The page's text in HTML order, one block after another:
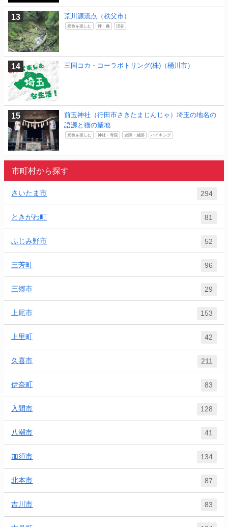
荒川源流点（秩父市）
景色を楽しむ 碑・像 渓谷
三国コカ・コーラボトリング(株)（桶川市）
前玉神社（行田市さきたまじんじゃ）埼玉の地名の
語源と猫の聖地
景色を楽しむ 神社・寺院 史跡・城跡 ハイキング
市町村から探す
さいたま市 294
ときがわ町 81
ふじみ野市 52
三芳町 96
三郷市 29
上尾市 153
上里町 42
久喜市 211
伊奈町 83
入間市 128
八潮市 41
加須市 134
北本市 87
吉川市 83